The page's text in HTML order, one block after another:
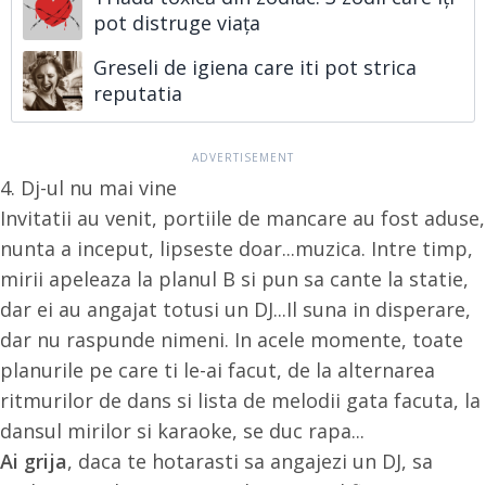
pot distruge viața
Greseli de igiena care iti pot strica
reputatia
4. Dj-ul nu mai vine
Invitatii au venit, portiile de mancare au fost aduse,
nunta a inceput, lipseste doar...muzica. Intre timp,
mirii apeleaza la planul B si pun sa cante la statie,
dar ei au angajat totusi un DJ...Il suna in disperare,
dar nu raspunde nimeni. In acele momente, toate
planurile pe care ti le-ai facut, de la alternarea
ritmurilor de dans si lista de melodii gata facuta, la
dansul mirilor si karaoke, se duc rapa...
Ai grija, daca te hotarasti sa angajezi un DJ, sa